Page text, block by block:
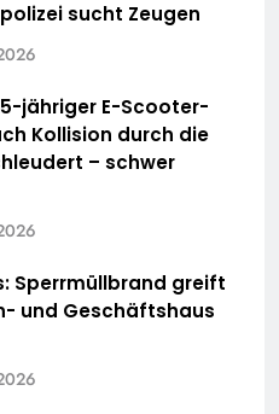
sucht Zeugen
jähriger E-Scooter-
Kollision durch die
– schwer
Sperrmüllbrand greift
und Geschäftshaus